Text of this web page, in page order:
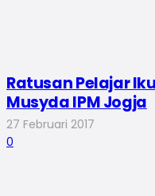
Ratusan Pelajar
Musyda IPM Jogja
27 Februari 2017
0